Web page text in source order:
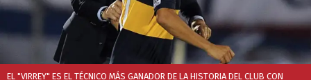
EL "VIRREY" ES EL TÉCNICO MÁS GANADOR DE LA HISTORIA DEL CLUB CON